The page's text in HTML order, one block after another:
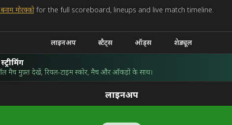
मोरक्कोfor the full scoreboard, lineups and live match timeline.
लाइनअप स्टैट्स ऑड्स शेड्यूल
मैच मुफ़्त देखें, रियल-टाइम स्कोर, मैच और आँकड़ों के साथ।
लाइनअप